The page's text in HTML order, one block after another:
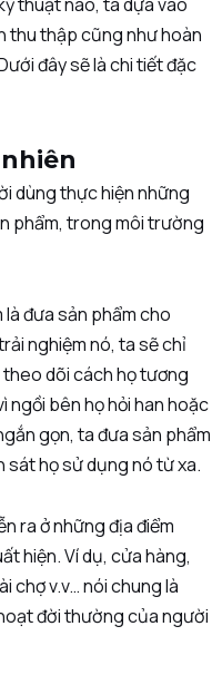
thu thập cũng như hoàn
đây sẽ là chi tiết đặc
dùng thực hiện những
phẩm, trong môi trường
đưa sản phẩm cho
nghiệm nó, ta sẽ chỉ
dõi cách họ tương
ngồi bên họ hỏi han hoặc
gọn, ta đưa sản phẩm
sát họ sử dụng nó từ xa.
ra ở những địa điểm
hiện. Ví dụ, cửa hàng,
chợ v.v… nói chung là
đời thường của người